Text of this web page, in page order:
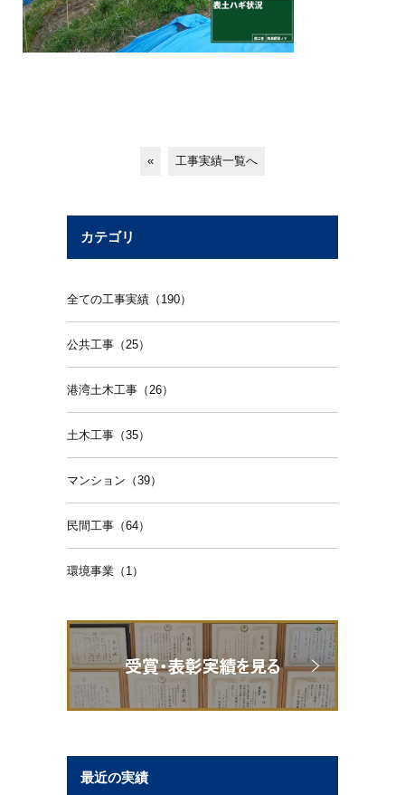
« 工事実績一覧へ
カテゴリ
全ての工事実績（190）
公共工事（25）
港湾土木工事（26）
土木工事（35）
マンション（39）
民間工事（64）
環境事業（1）
最近の実績